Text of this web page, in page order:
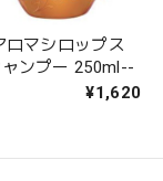
マシロップス
ンプー 250ml--
¥1,620